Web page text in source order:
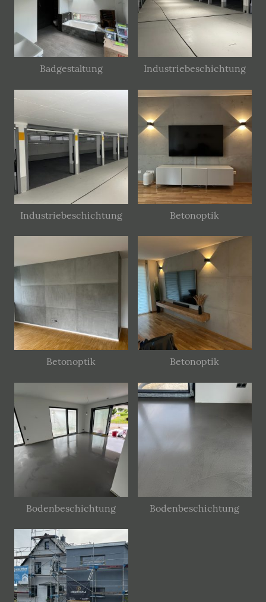
Badgestaltung Industriebeschichtung
Industriebeschichtung Betonoptik
Betonoptik Betonoptik
Bodenbeschichtung Bodenbeschichtung